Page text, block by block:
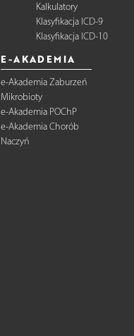
Kalkulatory
Klasyfikacja ICD-9
Klasyfikacja ICD-10
E-AKADEMIA
e-Akademia Zaburzeń
Mikrobioty
e-Akademia POChP
e-Akademia Chorób
Naczyń